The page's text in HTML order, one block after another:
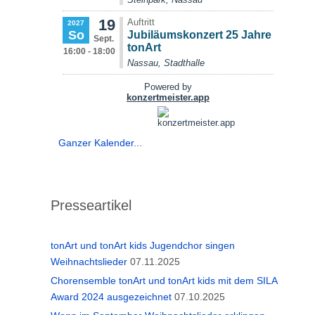
Ganzer Kalender...
Presseartikel
tonArt und tonArt kids Jugendchor singen
Weihnachtslieder 07.11.2025
Chorensemble tonArt und tonArt kids mit dem SILA
Award 2024 ausgezeichnet 07.10.2025